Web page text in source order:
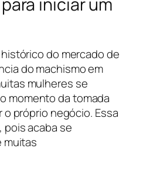
do mercado de
do machismo em
mulheres se
momento da tomada
próprio negócio. Essa
acaba se
muitas